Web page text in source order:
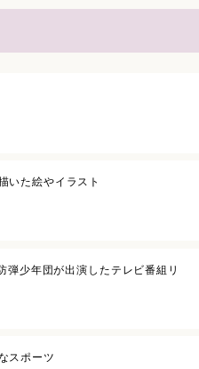
いた絵やイラスト
弾少年団が出演したテレビ番組リ
スポーツ